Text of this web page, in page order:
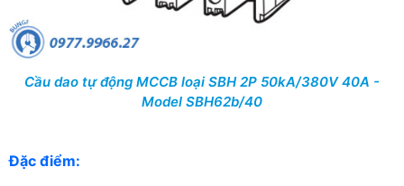
Cầu dao tự động MCCB loại SBH 2P 50kA/380V 40A -
Model SBH62b/40
Đặc điểm: